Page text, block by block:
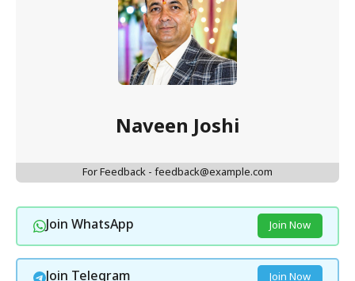
Naveen Joshi
For Feedback - feedback@example.com
Join WhatsApp Join Now
Join Now